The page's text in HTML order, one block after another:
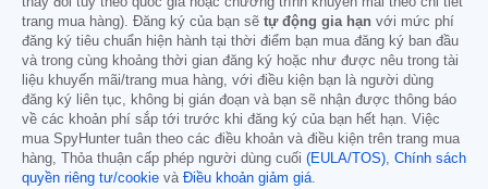
trang mua hàng). Đăng ký của bạn sẽ tự động gia hạn với mức phí
đăng ký tiêu chuẩn hiện hành tại thời điểm bạn mua đăng ký ban đầu
và trong cùng khoảng thời gian đăng ký hoặc như được nêu trong tài
liệu khuyến mãi/trang mua hàng, với điều kiện bạn là người dùng
đăng ký liên tục, không bị gián đoạn và bạn sẽ nhận được thông báo
về các khoản phí sắp tới trước khi đăng ký của bạn hết hạn. Việc
mua SpyHunter tuân theo các điều khoản và điều kiện trên trang mua
hàng, Thỏa thuận cấp phép người dùng cuối (EULA/TOS), Chính sách
quyền riêng tư/cookie và Điều khoản giảm giá.